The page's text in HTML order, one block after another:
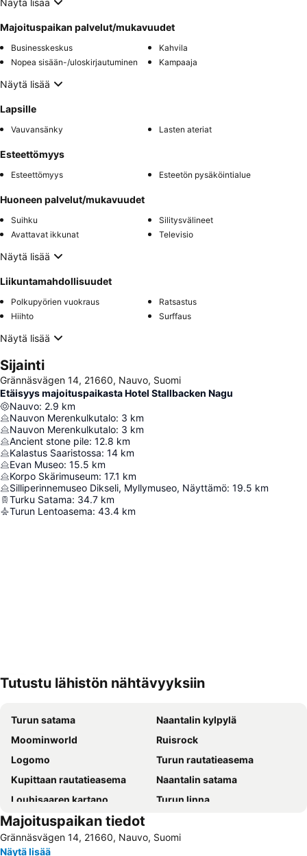
Näytä lisää
Majoituspaikan palvelut/mukavuudet
Businesskeskus
Kahvila
Nopea sisään-/uloskirjautuminen
Kampaaja
Näytä lisää
Lapsille
Vauvansänky Lasten ateriat
Esteettömyys
Esteettömyys Esteetön pysäköintialue
Huoneen palvelut/mukavuudet
Suihku
Silitysvälineet
Avattavat ikkunat
Televisio
Näytä lisää
Liikuntamahdollisuudet
Polkupyörien vuokraus
Ratsastus
Hiihto
Surffaus
Näytä lisää
Sijainti
Grännäsvägen 14, 21660, Nauvo, Suomi
Etäisyys majoituspaikasta Hotel Stallbacken Nagu
Nauvo: 2.9 km
Nauvon Merenkulkutalo: 3 km
Nauvon Merenkulkutalo: 3 km
Ancient stone pile: 12.8 km
Kalastus Saaristossa: 14 km
Evan Museo: 15.5 km
Korpo Skärimuseum: 17.1 km
Silliperinnemuseo Dikseli, Myllymuseo, Näyttämö: 19.5 km
Turku Satama: 34.7 km
Turun Lentoasema: 43.4 km
Tutustu lähistön nähtävyyksiin
Turun satama
Naantalin kylpylä
Moominworld
Ruisrock
Logomo
Turun rautatieasema
Kupittaan rautatieasema
Naantalin satama
Louhisaaren kartano
Turun linna
Långnäsin satama
Turun lentoasema
Turun kaupunginteatteri
Majoituspaikan tiedot
Grännäsvägen 14, 21660, Nauvo, Suomi
Näytä lisää